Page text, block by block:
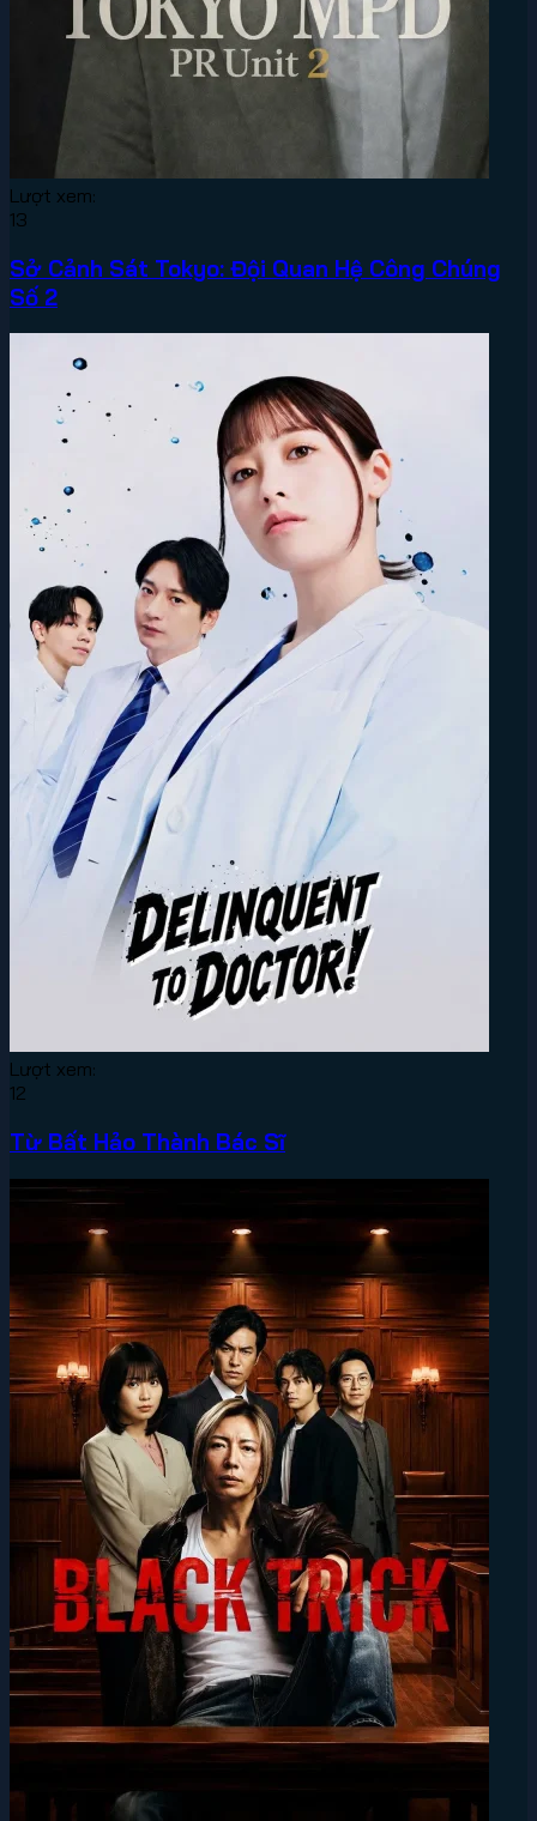
Lượt xem:
13
Sở Cảnh Sát Tokyo: Đội Quan Hệ Công Chúng
Số 2
Lượt xem:
12
Từ Bất Hảo Thành Bác Sĩ